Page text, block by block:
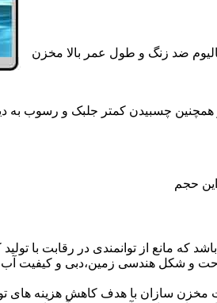
ضد زنگ و طول عمر بالا مخزن
چسبیدن کمتر جلبک و رسوب به
حجم
که مانع از توانمندی در رقابت با
و شکل هندسی زمین،دبی و کیفیت آب
سازان با هدف کاهش هزینه های